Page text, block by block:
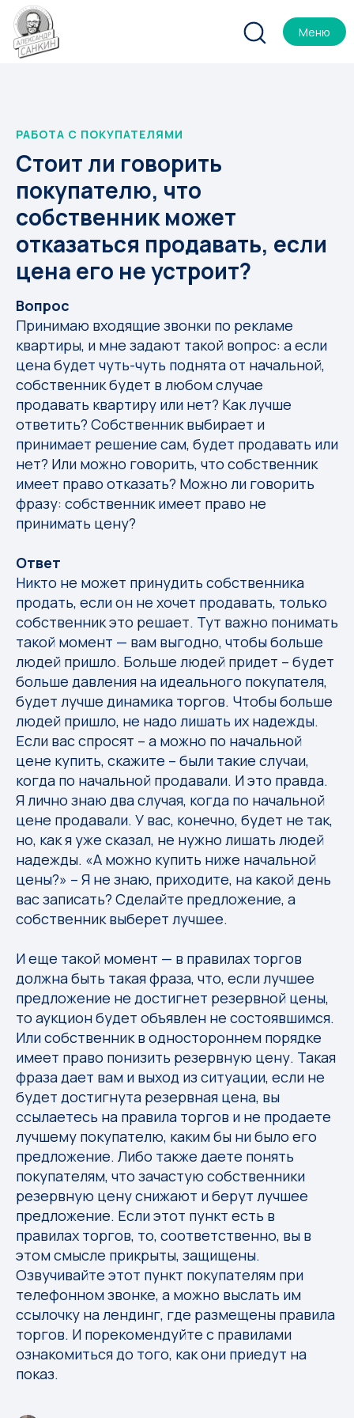
Меню
РАБОТА С ПОКУПАТЕЛЯМИ
Стоит ли говорить
покупателю, что
собственник может
отказаться продавать, если
цена его не устроит?
Вопрос
Принимаю входящие звонки по рекламе
квартиры, и мне задают такой вопрос: а если
цена будет чуть-чуть поднята от начальной,
собственник будет в любом случае
продавать квартиру или нет? Как лучше
ответить? Собственник выбирает и
принимает решение сам, будет продавать или
нет? Или можно говорить, что собственник
имеет право отказать? Можно ли говорить
фразу: собственник имеет право не
принимать цену?
Ответ
Никто не может принудить собственника
продать, если он не хочет продавать, только
собственник это решает. Тут важно понимать
такой момент — вам выгодно, чтобы больше
людей пришло. Больше людей придет – будет
больше давления на идеального покупателя,
будет лучше динамика торгов. Чтобы больше
людей пришло, не надо лишать их надежды.
Если вас спросят – а можно по начальной
цене купить, скажите – были такие случаи,
когда по начальной продавали. И это правда.
Я лично знаю два случая, когда по начальной
цене продавали. У вас, конечно, будет не так,
но, как я уже сказал, не нужно лишать людей
надежды. «А можно купить ниже начальной
цены?» – Я не знаю, приходите, на какой день
вас записать? Сделайте предложение, а
собственник выберет лучшее.
И еще такой момент — в правилах торгов
должна быть такая фраза, что, если лучшее
предложение не достигнет резервной цены,
то аукцион будет объявлен не состоявшимся.
Или собственник в одностороннем порядке
имеет право понизить резервную цену. Такая
фраза дает вам и выход из ситуации, если не
будет достигнута резервная цена, вы
ссылаетесь на правила торгов и не продаете
лучшему покупателю, каким бы ни было его
предложение. Либо также даете понять
покупателям, что зачастую собственники
резервную цену снижают и берут лучшее
предложение. Если этот пункт есть в
правилах торгов, то, соответственно, вы в
этом смысле прикрыты, защищены.
Озвучивайте этот пункт покупателям при
телефонном звонке, а можно выслать им
ссылочку на лендинг, где размещены правила
торгов. И порекомендуйте с правилами
ознакомиться до того, как они приедут на
показ.